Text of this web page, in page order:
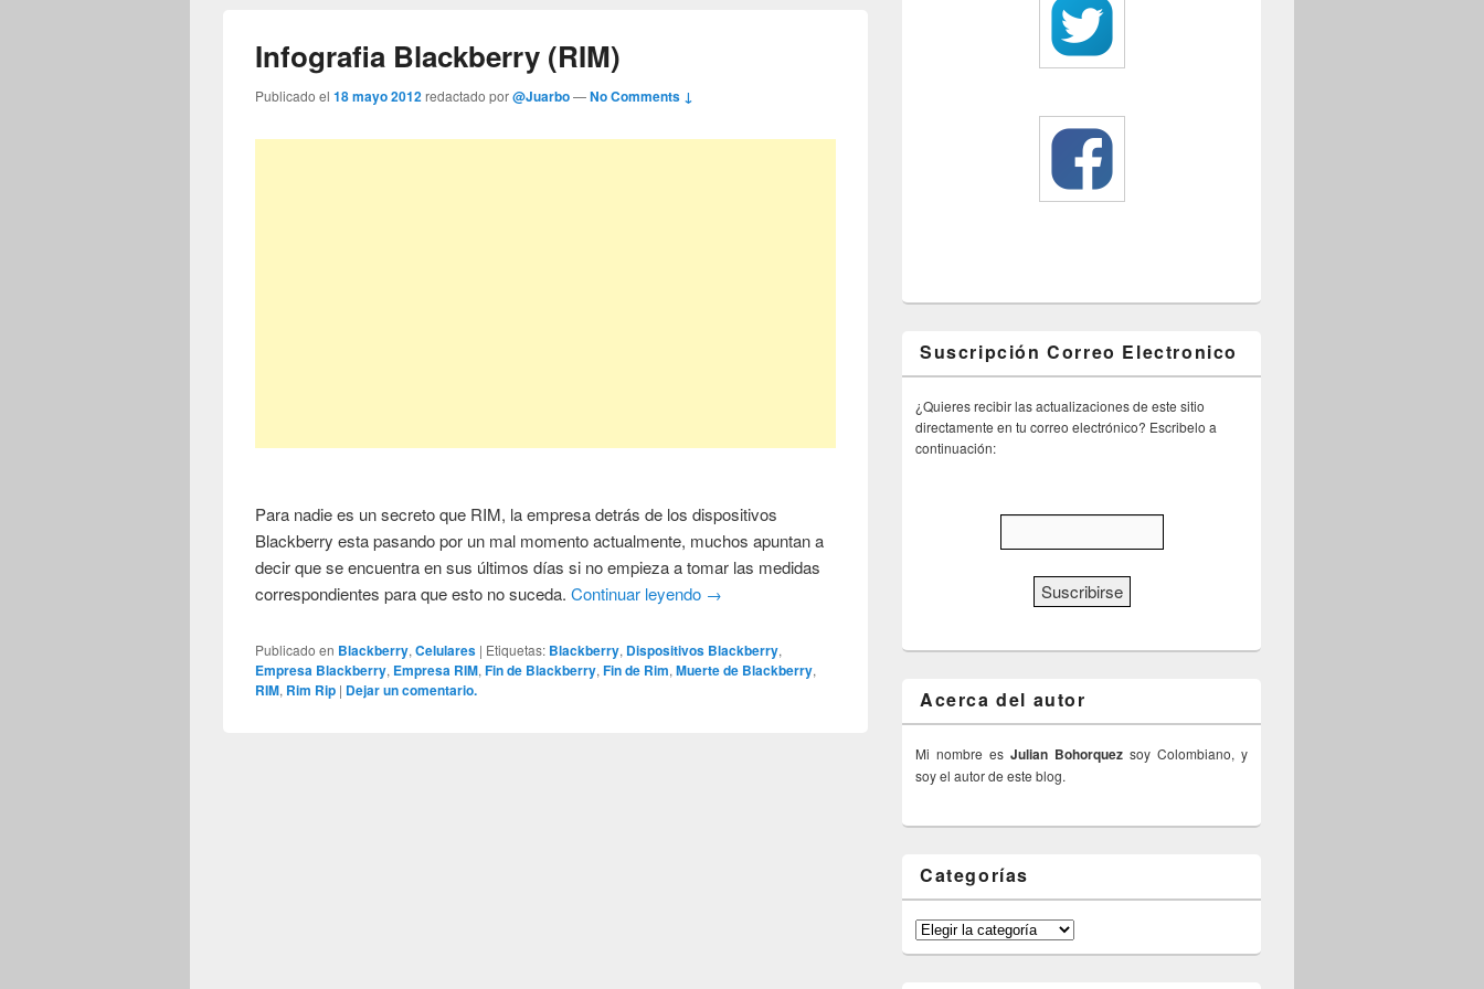
Infografia Blackberry (RIM)
Publicado el18 mayo 2012redactado por@Juarbo—No Comments ↓
Para nadie es un secreto que RIM, la empresa detrás de los dispositivos
Blackberry esta pasando por un mal momento actualmente, muchos apuntan a
decir que se encuentra en sus últimos días si no empieza a tomar las medidas
correspondientes para que esto no suceda.Continuar leyendo →
Publicado en Blackberry,Celulares | Etiquetas: Blackberry, Dispositivos Blackberry,
Empresa Blackberry, Empresa RIM,Fin de Blackberry,Fin de Rim,Muerte de Blackberry,
RIM, Rim Rip | Dejar un comentario.
Suscripción Correo Electronico
¿Quieres recibir las actualizaciones de este sitio
directamente en tu correo electrónico? Escribelo a
continuación:
Acerca del autor
Mi nombre es Julian Bohorquez soy Colombiano, y
soy el autor de este blog.
Categorías
Categorías